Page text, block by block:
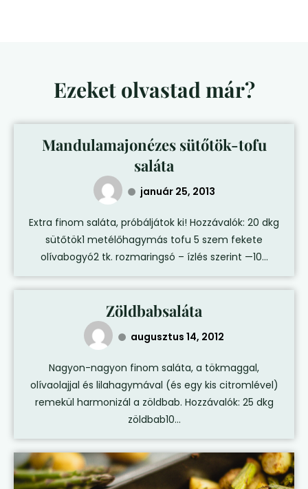
Ezeket olvastad már?
Mandulamajonézes sütőtök-tofu
saláta
január 25, 2013
Extra finom saláta, próbáljátok ki! Hozzávalók: 20 dkg
sütőtök1 metélőhagymás tofu 5 szem fekete
olívabogyó2 tk. rozmaringsó – ízlés szerint —10...
Zöldbabsaláta
augusztus 14, 2012
Nagyon-nagyon finom saláta, a tökmaggal,
olívaolajjal és lilahagymával (és egy kis citromlével)
remekül harmonizál a zöldbab. Hozzávalók: 25 dkg
zöldbab10...